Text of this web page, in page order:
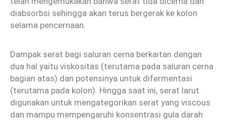
diabsorbsi sehingga akan terus bergerak ke kolon
selama pencernaan.
Dampak serat bagi saluran cerna berkaitan dengan
dua hal yaitu viskositas (terutama pada saluran cerna
bagian atas) dan potensinya untuk difermentasi
(terutama pada kolon). Hingga saat ini, serat larut
digunakan untuk mengategorikan serat yang viscous
dan mampu mempengaruhi konsentrasi gula darah